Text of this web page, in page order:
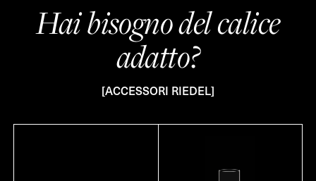
Hai bisogno del calice
adatto?
[ACCESSORI RIEDEL]